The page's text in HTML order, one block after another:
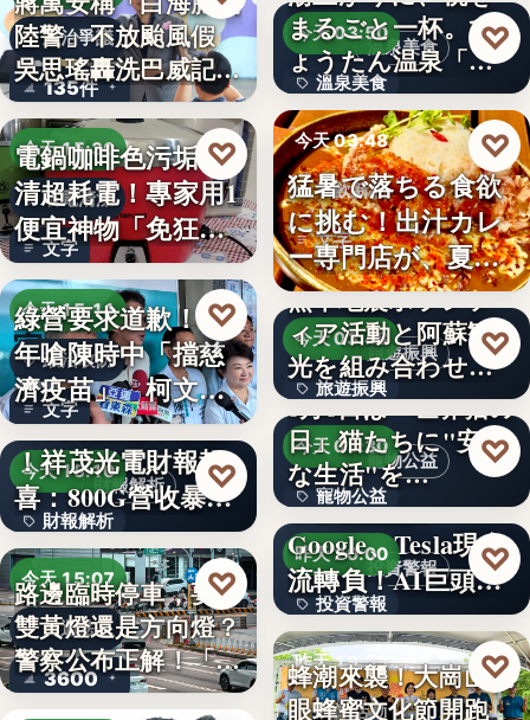
政治爭議
135件
陸警」不放颱風假
吳思瑤轟洗巴威記憶
：…
今天 15:30
省電清潔
文字
電鍋咖啡色污垢不
清超耗電！專家用1
便宜神物「免狂刷
就乾淨…
♡
今天 15:11
政治攻防
文字
綠營要求道歉！當
年嗆陳時中「擋慈
濟疫苗」 柯文哲
再大罵：…
♡
財報解析
今天 15:10
財報解析
文字
AI光通訊需求爆發
！祥茂光電財報報
喜：800G營收暴增
逾…
♡
今天 15:07
交通法規
3600
路邊臨時停車，要打
雙黃燈還是方向燈？
警察公布正解！「違
規…
♡
2,430
溫泉美食
今天 03:50
溫泉美食
14年
まるごと一杯。ひ
ょうたん温泉「飲
泉堂」、…
♡
今天 03:48
餐飲新品
文字
猛暑で落ちる食欲
に挑む！出汁カレ
ー専門店が、夏限
定「無限…
♡
旅遊振興
今天 03:48
旅遊振興
2
熊本地震ボランテ
ィア活動と阿蘇観
光を組み合わせた
「ボラン…
♡
寵物公益
今天 03:30
寵物公益
8%
8月8日は「世界猫の
日」猫たちに"安全
な生活"を…
♡
投資警報
昨天 20:00
投資警報
文字
下班國際線》
Google、Tesla現金
流轉負！AI巨頭…
♡
昨天 19:59
農業活動
蜂潮來襲！大崗山龍
眼蜂蜜文化節開跑
♡